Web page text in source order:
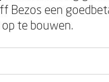
Bezos een
te bouwen.